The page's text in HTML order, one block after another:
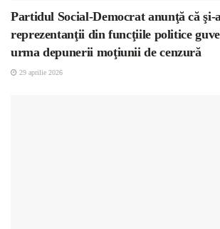
Partidul Social-Democrat anunţă că
reprezentanţii din funcţiile politice
urma depunerii moţiunii de cenzură
29 aprilie 2026